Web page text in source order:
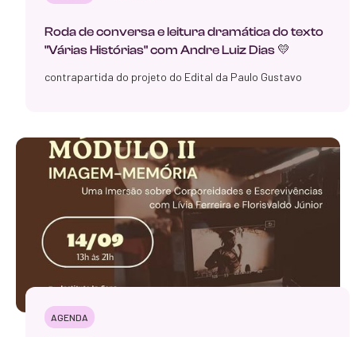
Roda de conversa e leitura dramática do texto
"Várias Histórias" com Andre Luiz Dias 💛
contrapartida do projeto do Edital da Paulo Gustavo
AGENDA